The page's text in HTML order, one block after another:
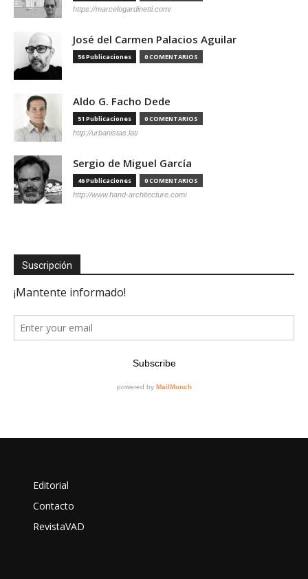
https://marcelogardinetti.com/
José del Carmen Palacios Aguilar
56 Publicaciones 0 COMENTARIOS
Aldo G. Facho Dede
51 Publicaciones 0 COMENTARIOS
http://urbanistas.lat/
Sergio de Miguel García
46 Publicaciones 0 COMENTARIOS
http://www.hand-architecture.com/
Suscripción
Editorial
Contacto
RevistaVAD